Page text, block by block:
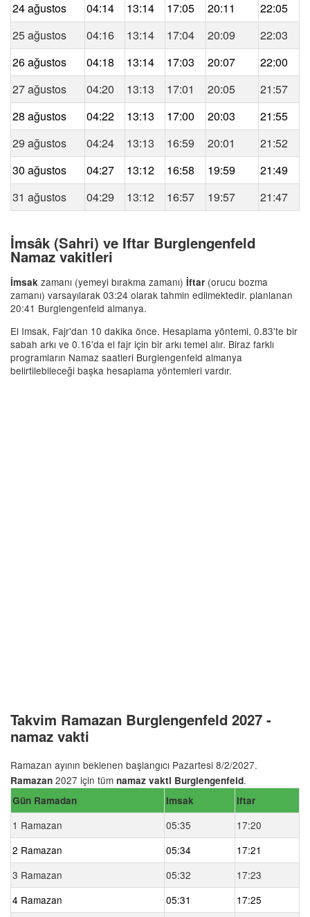
24 ağustos 04:14 13:14 17:05 20:11
22:05
25 ağustos
04:16 13:14 17:04 20:09
22:03
26 ağustos
04:18 13:14 17:03 20:07
22:00
27 ağustos
04:20 13:13 17:01 20:05
21:57
28 ağustos
04:22 13:13 17:00 20:03
21:55
29 ağustos
04:24 13:13 16:59 20:01
21:52
30 ağustos
04:27 13:12 16:58 19:59
21:49
31 ağustos
04:29 13:12 16:57 19:57 21:47
İmsâk (Sahri) ve Iftar Burglengenfeld
Namaz vakitleri
İmsak zamanı (yemeyi bırakma zamanı) İftar (orucu bozma
zamanı) varsayılarak 03:24 olarak tahmin edilmektedir. planlanan
20:41 Burglengenfeld almanya.
El Imsak, Fajr'dan 10 dakika önce. Hesaplama yöntemi, 0.83'te bir
sabah arkı ve 0.16'da el fajr için bir arkı temel alır. Biraz farklı
programların Namaz saatleri Burglengenfeld almanya
belirtilebileceği başka hesaplama yöntemleri vardır.
Takvim Ramazan Burglengenfeld 2027 -
namaz vakti
Ramazan ayının beklenen başlangıcı Pazartesi 8/2/2027.
Ramazan 2027 için tüm namaz vakti Burglengenfeld.
Gün Ramadan Imsak Iftar
1 Ramazan 05:35
17:20
2 Ramazan
05:34
17:21
3 Ramazan
05:32
17:23
4 Ramazan
05:31
17:25